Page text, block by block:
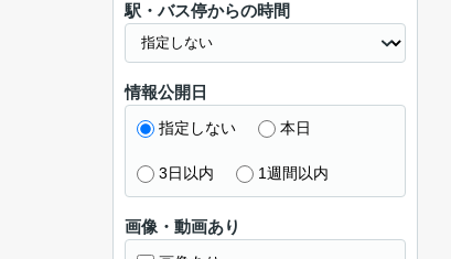
駅・バス停からの時間
情報公開日
指定しない 本日
3日以内 1週間以内
画像・動画あり